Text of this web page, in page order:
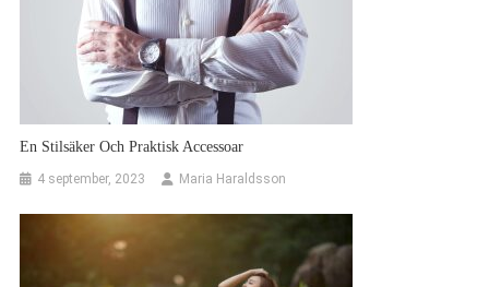
En Stilsäker Och Praktisk Accessoar
4 september, 2023 Maria Haraldsson